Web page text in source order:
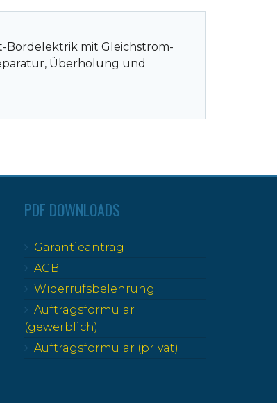
Bordelektrik mit Gleichstrom-
Überholung und
PDF DOWNLOADS
Garantieantrag
AGB
Widerrufsbelehrung
Auftragsformular
(gewerblich)
Auftragsformular (privat)